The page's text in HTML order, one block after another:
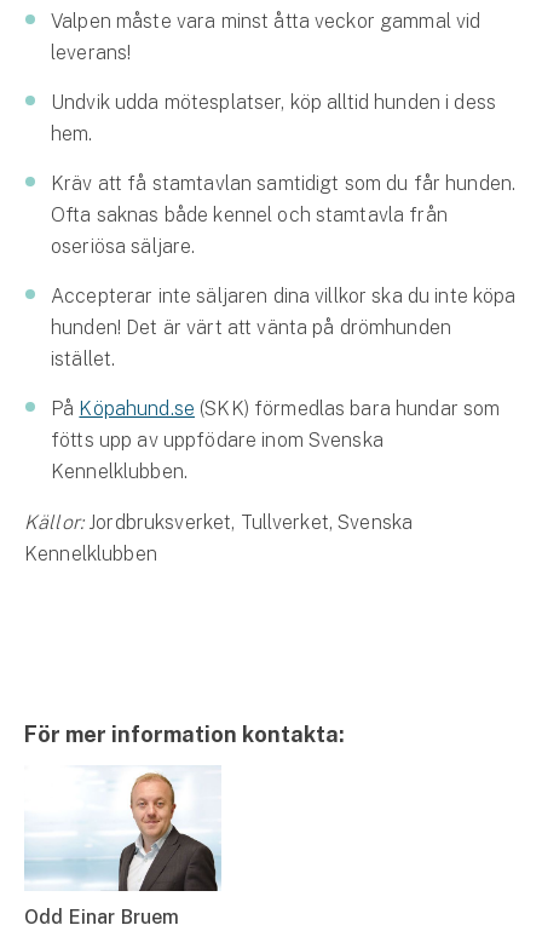
Valpen måste vara minst åtta veckor gammal vid
leverans!
Undvik udda mötesplatser, köp alltid hunden i dess
hem.
Kräv att få stamtavlan samtidigt som du får hunden.
Ofta saknas både kennel och stamtavla från
oseriösa säljare.
Accepterar inte säljaren dina villkor ska du inte köpa
hunden! Det är värt att vänta på drömhunden
istället.
På Köpahund.se (SKK) förmedlas bara hundar som
fötts upp av uppfödare inom Svenska
Kennelklubben.
Källor:Jordbruksverket, Tullverket, Svenska
Kennelklubben
För mer information kontakta:
Odd Einar Bruem